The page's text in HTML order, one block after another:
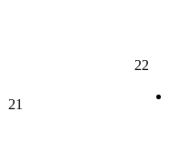
21
22